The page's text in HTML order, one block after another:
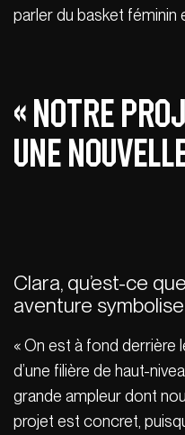
parler du basket féminin
« Notre
une
Clara, qu’est-ce
aventure
« On est à fond derrière
d’une filière de haut-
grande ampleur dont
projet est concret,